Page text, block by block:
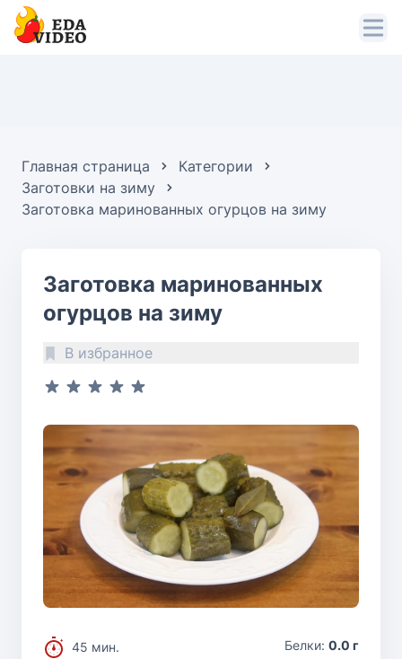
Главная страница
Категории
Заготовки на зиму
Заготовка маринованных огурцов на зиму
Заготовка маринованных
огурцов на зиму
В избранное
45 мин.
Белки: 0.0 г